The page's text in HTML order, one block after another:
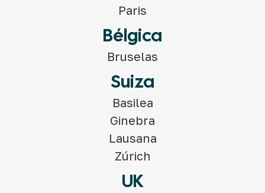
Paris
Bélgica
Bruselas
Suiza
Basilea
Ginebra
Lausana
Zúrich
UK